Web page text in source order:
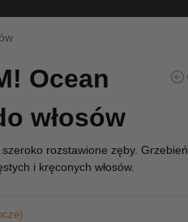
Ocean
włosów
rozstawione zęby. Grzebień
i kręconych włosów.